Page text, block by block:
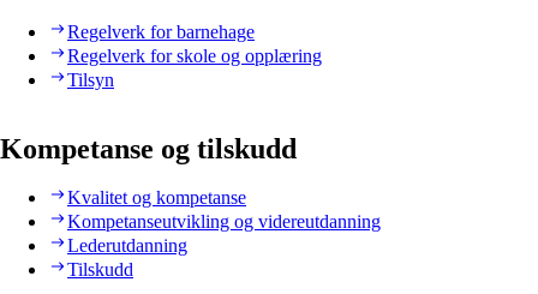
Regelverk for barnehage
Regelverk for skole og opplæring
Tilsyn
Kompetanse og tilskudd
Kvalitet og kompetanse
Kompetanseutvikling og videreutdanning
Lederutdanning
Tilskudd